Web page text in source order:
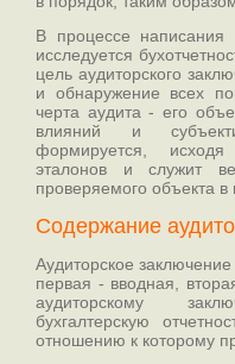
В процессе написания
исследуется
цель аудиторского
и обнаружение всех
черта аудита - его
влияний и
формируется,
эталонов и служит
проверяемого объекта
Содержание
Аудиторское
первая - вводная,
аудиторскому
бухгалтерскую
отношению к которому